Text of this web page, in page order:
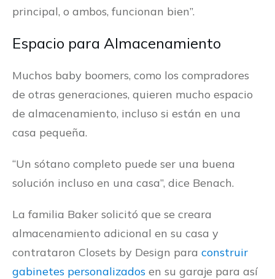
principal, o ambos, funcionan bien”.
Espacio para Almacenamiento
Muchos baby boomers, como los compradores
de otras generaciones, quieren mucho espacio
de almacenamiento, incluso si están en una
casa pequeña.
“Un sótano completo puede ser una buena
solución incluso en una casa”, dice Benach.
La familia Baker solicitó que se creara
almacenamiento adicional en su casa y
contrataron Closets by Design para construir
gabinetes personalizados en su garaje para así